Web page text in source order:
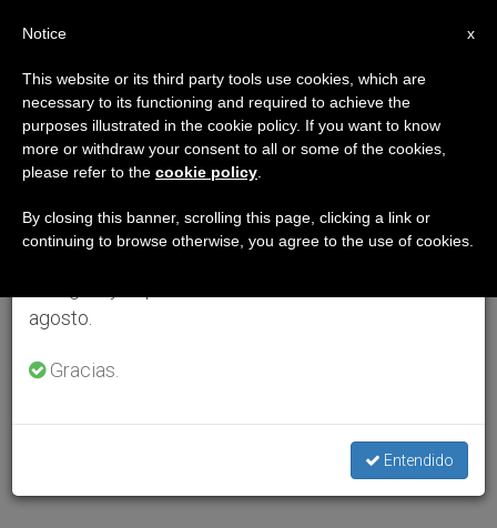
×
Aviso importante
Del 27 de julio al 7 de agosto haremos la pausa
anual, aprovechando que en el periodo de verano
se generan menos informaciones y también el
agosto.
Gracias.
Entendido
x
Notice
This website or its third party tools use cookies, which are
necessary to its functioning and required to achieve the
purposes illustrated in the cookie policy. If you want to know
more or withdraw your consent to all or some of the cookies,
please refer to the cookie policy
By closing this banner, scrolling this page, clicking a link or
continuing to browse otherwise, you agree to the use of cookies.